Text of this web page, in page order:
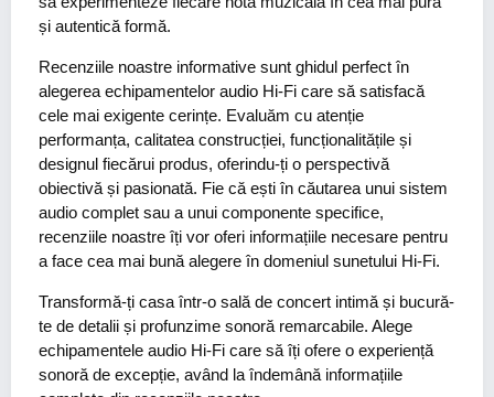
și autentică formă.
Recenziile noastre informative sunt ghidul perfect în
alegerea echipamentelor audio Hi-Fi care să satisfacă
cele mai exigente cerințe. Evaluăm cu atenție
performanța, calitatea construcției, funcționalitățile și
designul fiecărui produs, oferindu-ți o perspectivă
obiectivă și pasionată. Fie că ești în căutarea unui sistem
audio complet sau a unui componente specifice,
recenziile noastre îți vor oferi informațiile necesare pentru
a face cea mai bună alegere în domeniul sunetului Hi-Fi.
Transformă-ți casa într-o sală de concert intimă și bucură-
te de detalii și profunzime sonoră remarcabile. Alege
echipamentele audio Hi-Fi care să îți ofere o experiență
sonoră de excepție, având la îndemână informațiile